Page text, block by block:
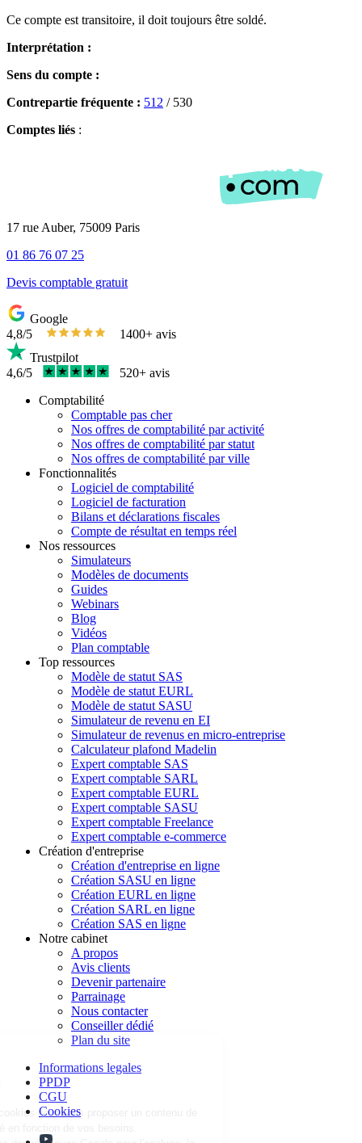
Continuer sans accepter
Parlons un peu...
des Cookies !
Nous utilisons des cookies pour vous
proposer un contenu de qualité,
Ce compte est transitoire, il doit toujours être soldé.
Interprétation :
Sens du compte :
Contrepartie fréquente : 512 / 530
Comptes liés :
17 rue Auber, 75009 Paris
01 86 76 07 25
Devis comptable gratuit
Google
4,8/5
1400+ avis
Trustpilot
4,6/5
520+ avis
Comptabilité
Comptable pas cher
Nos offres de comptabilité par activité
Nos offres de comptabilité par statut
Nos offres de comptabilité par ville
Fonctionnalités
Logiciel de comptabilité
Logiciel de facturation
Bilans et déclarations fiscales
Compte de résultat en temps réel
Nos ressources
Simulateurs
Modèles de documents
Guides
Webinars
Blog
Vidéos
Plan comptable
Top ressources
Modèle de statut SAS
Modèle de statut EURL
Modèle de statut SASU
Simulateur de revenu en EI
Simulateur de revenus en micro-entreprise
Calculateur plafond Madelin
Expert comptable SAS
Expert comptable SARL
Expert comptable EURL
Expert comptable SASU
Expert comptable Freelance
Expert comptable e-commerce
Création d'entreprise
Création d'entreprise en ligne
Création SASU en ligne
Création EURL en ligne
Création SARL en ligne
Création SAS en ligne
Notre cabinet
A propos
Avis clients
Devenir partenaire
Parrainage
Nous contacter
Conseiller dédié
Plan du site
Informations legales
PPDP
CGU
Cookies